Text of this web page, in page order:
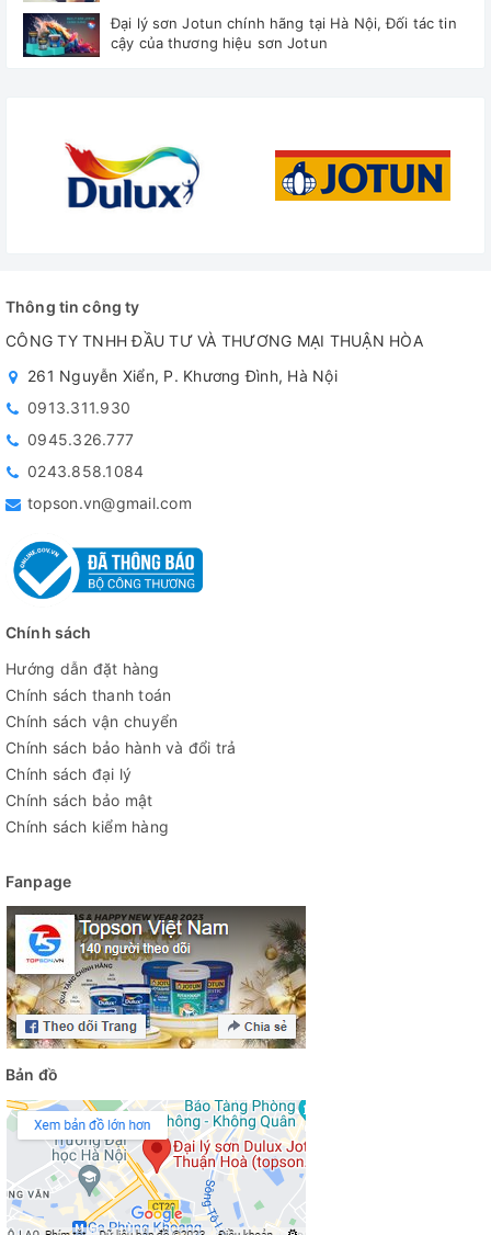
Đại lý sơn Jotun chính hãng tại Hà Nội, Đối tác tin
cậy của thương hiệu sơn Jotun
Thông tin công ty
CÔNG TY TNHH ĐẦU TƯ VÀ THƯƠNG MẠI THUẬN HÒA
261 Nguyễn Xiển, P. Khương Đình, Hà Nội
0913.311.930
0945.326.777
0243.858.1084
topson.vn@gmail.com
Chính sách
Hướng dẫn đặt hàng
Chính sách thanh toán
Chính sách vận chuyển
Chính sách bảo hành và đổi trả
Chính sách đại lý
Chính sách bảo mật
Chính sách kiểm hàng
Fanpage
Bản đồ